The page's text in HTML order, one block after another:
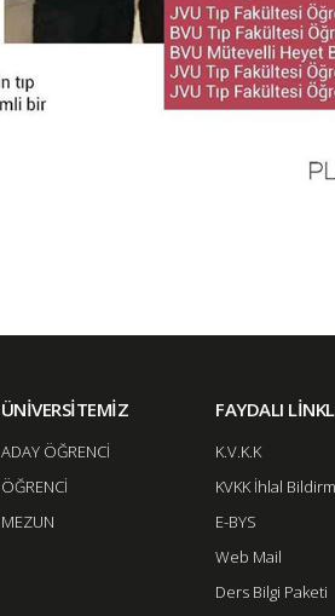
ÜNİVERSİTEMİZ
ADAY ÖĞRENCİ
ÖĞRENCİ
MEZUN
FAYDALI
K.V.K.K
KVKK İhlal
E-BYS
Web Mail
Ders Bilgi Paketi